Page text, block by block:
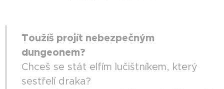
Toužíš projít nebezpečným
dungeonem?
Chceš se stát elfím lučištníkem, který
sestřelí draka?